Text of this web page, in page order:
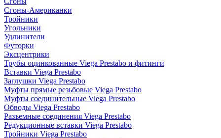
Сгоны-Американки
Тройники
Угольники
Удлинители
Футорки
Эксцентрики
Трубы оцинкованные Viega Prestabo и фитинги
Вставки Viega Prestabo
Заглушки Viega Prestabo
Муфты прямые резьбовые Viega Prestabo
Муфты соединительные Viega Prestabo
Обводы Viega Prestabo
Разъемные соединения Viega Prestabo
Редукционные вставки Viega Prestabo
Тройники Viega Prestabo